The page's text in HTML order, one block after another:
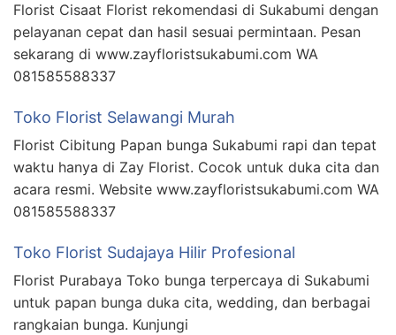
Florist Cisaat Florist rekomendasi di Sukabumi dengan
pelayanan cepat dan hasil sesuai permintaan. Pesan
sekarang di www.zayfloristsukabumi.com WA
081585588337
Toko Florist Selawangi Murah
Florist Cibitung Papan bunga Sukabumi rapi dan tepat
waktu hanya di Zay Florist. Cocok untuk duka cita dan
acara resmi. Website www.zayfloristsukabumi.com WA
081585588337
Toko Florist Sudajaya Hilir Profesional
Florist Purabaya Toko bunga terpercaya di Sukabumi
untuk papan bunga duka cita, wedding, dan berbagai
rangkaian bunga. Kunjungi